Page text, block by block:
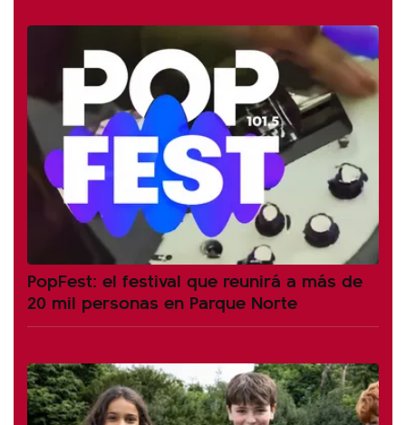
PopFest: el festival que reunirá a más de
20 mil personas en Parque Norte